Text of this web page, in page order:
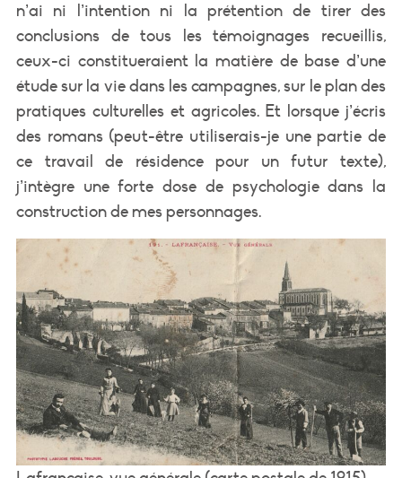
n’ai ni l’intention ni la prétention de tirer des
conclusions de tous les témoignages recueillis,
ceux-ci constitueraient la matière de base d’une
étude sur la vie dans les campagnes, sur le plan des
pratiques culturelles et agricoles. Et lorsque j’écris
des romans (peut-être utiliserais-je une partie de
ce travail de résidence pour un futur texte),
j’intègre une forte dose de psychologie dans la
construction de mes personnages.